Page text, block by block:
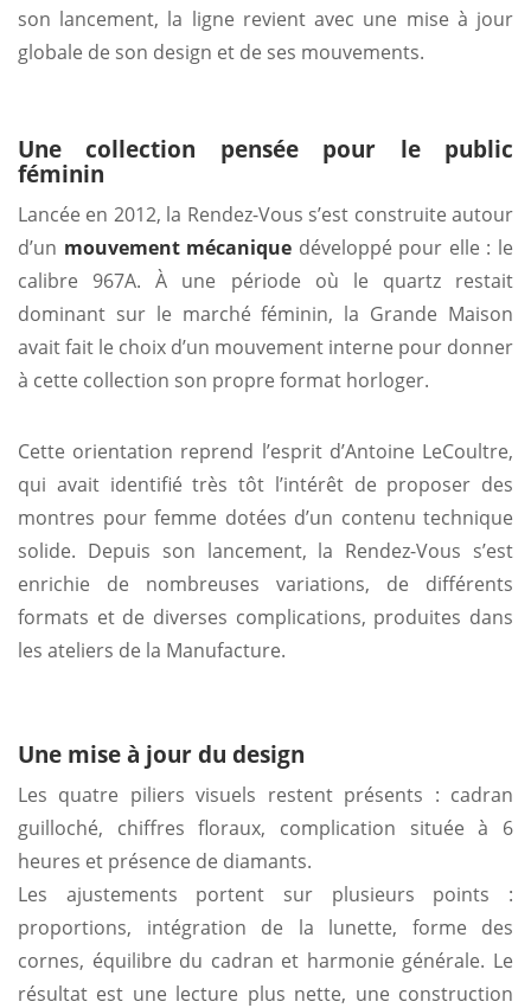
son lancement, la ligne revient avec une mise à jour
globale de son design et de ses mouvements.
Une collection pensée pour le public
féminin
Lancée en 2012, la Rendez-Vous s’est construite autour
d’un mouvement mécanique développé pour elle : le
calibre 967A. À une période où le quartz restait
dominant sur le marché féminin, la Grande Maison
avait fait le choix d’un mouvement interne pour donner
à cette collection son propre format horloger.
Cette orientation reprend l’esprit d’Antoine LeCoultre,
qui avait identifié très tôt l’intérêt de proposer des
montres pour femme dotées d’un contenu technique
solide. Depuis son lancement, la Rendez-Vous s’est
enrichie de nombreuses variations, de différents
formats et de diverses complications, produites dans
les ateliers de la Manufacture.
Une mise à jour du design
Les quatre piliers visuels restent présents : cadran
guilloché, chiffres floraux, complication située à 6
heures et présence de diamants.
Les ajustements portent sur plusieurs points :
proportions, intégration de la lunette, forme des
cornes, équilibre du cadran et harmonie générale. Le
résultat est une lecture plus nette, une construction